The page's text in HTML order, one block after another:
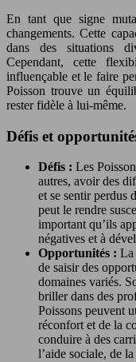
En tant que signe
changements. Cette
dans des situations
Cependant, cette
influençable et le faire
Poisson trouve un
rester fidèle à lui-même.
Défis et
Défis : Les
autres, avoir des
et se sentir perdus
peut le rendre
important qu’ils
négatives et à
Opportunités : La
de saisir des
domaines variés.
briller dans des
Poissons peuvent
réconfort et de la
conduire à des
l’aide sociale, de